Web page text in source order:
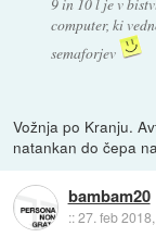
computer, ki
semaforjev
Vožnja po Kranju.
natankan do čepa
bambam20
::27. feb